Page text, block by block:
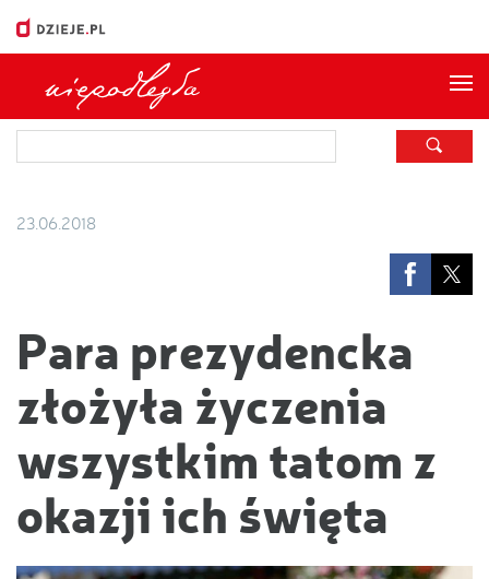
23.06.2018
Para prezydencka
złożyła życzenia
wszystkim tatom z
okazji ich święta